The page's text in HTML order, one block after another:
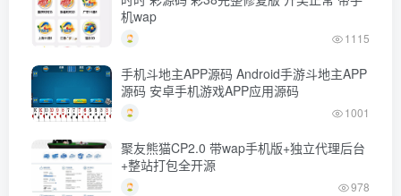
机wap
1115
手机斗地主APP源码 Android手游斗地主APP
源码 安卓手机游戏APP应用源码
1001
聚友熊猫CP2.0 带wap手机版+独立代理后台
+整站打包全开源
978